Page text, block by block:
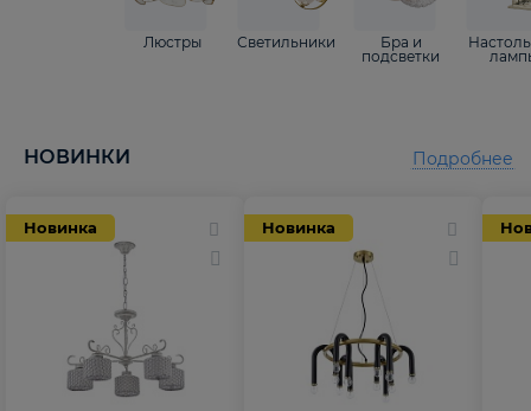
Люстры Светильники
Бра и
подсветки
НОВИНКИ
Новинка Новинка
Подробнее